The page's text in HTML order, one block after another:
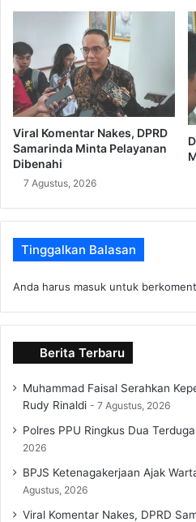
Viral Komentar Nakes, DPRD
Samarinda Minta Pelayanan
Dibenahi
7 Agustus, 2026
Tinggalkan Balasan
Anda harus masuk untuk
Berita Terbaru
Muhammad Faisal Serahkan
Rudy Rinaldi
7 Agustus, 2026
Polres PPU Ringkus Dua
2026
BPJS Ketenagakerjaan Ajak
Agustus, 2026
Viral Komentar Nakes, DPRD